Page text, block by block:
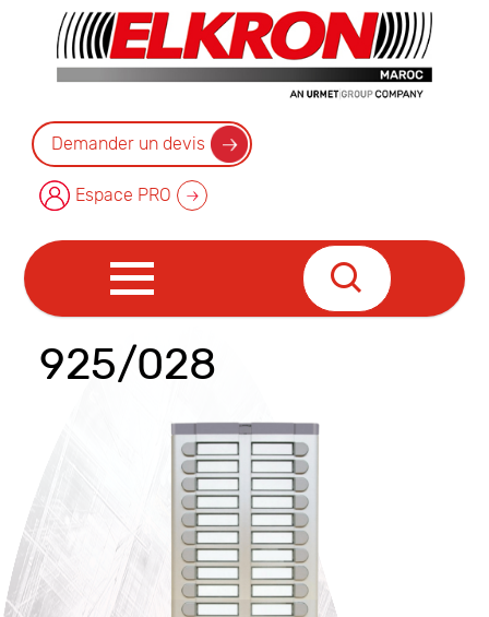
Demander un devis
Espace PRO
925/028